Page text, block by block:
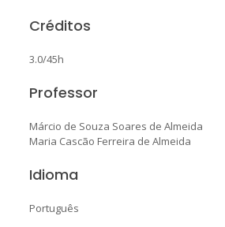
Créditos
3.0/45h
Professor
Márcio de Souza Soares de Almeida
Maria Cascão Ferreira de Almeida
Idioma
Português